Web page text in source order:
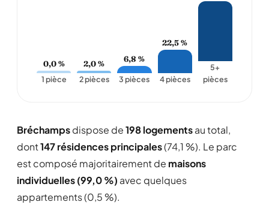
0,0 %
1 pièce
2,0 %
2 pièces
6,8 %
3 pièces
22,5 %
4 pièces
5+
pièces
Bréchampsdispose de198 logementsau total,
dont147 résidences principales(74,1 %). Le parc
est composé majoritairement de maisons
individuelles (99,0 %) avec quelques
appartements (0,5 %).